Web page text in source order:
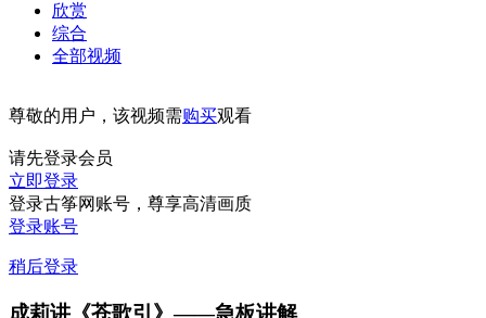
欣赏
综合
全部视频
尊敬的用户，该视频需购买观看
请先登录会员
立即登录
登录古筝网账号，尊享高清画质
登录账号
稍后登录
成莉讲《苍歌引》——急板讲解